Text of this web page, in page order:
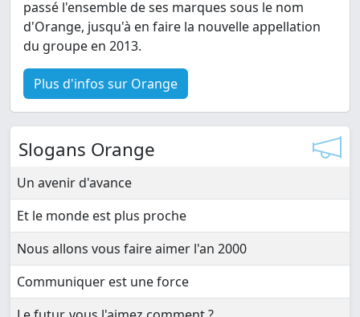
passé l'ensemble de ses marques sous le nom
d'Orange, jusqu'à en faire la nouvelle appellation
du groupe en 2013.
Plus d'infos sur Orange
Slogans Orange
Un avenir d'avance
Et le monde est plus proche
Nous allons vous faire aimer l'an 2000
Communiquer est une force